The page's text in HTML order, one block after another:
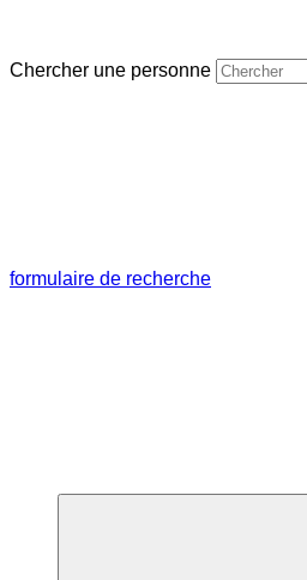
Chercher une personne
formulaire de recherche